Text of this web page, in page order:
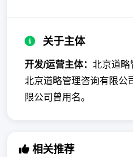
关于主体
开发/运营主体： 北京道略
北京道略管理咨询有限公
限公司曾用名。
相关推荐